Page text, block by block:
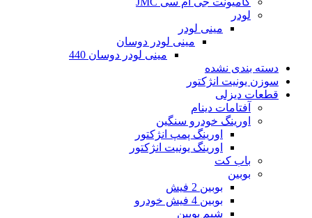
لودر
مینی لودر
مینی لودر دوسان
مینی لودر دوسان 440
دسته بندی نشده
سوزن یونیت انژکتور
قطعات دیزلی
آفتامات دینام
اورینگ خودرو سنگین
اورینگ پمپ انژکتور
اورینگ یونیت انژکتور
باب کت
بوبین
بوبین 2 فیش
بوبین 4 فیش خودرو
شیم بویین